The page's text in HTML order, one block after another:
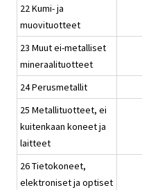
22 Kumi- ja
muovituotteet
23 Muut ei-metalliset
mineraalituotteet
24 Perusmetallit
25 Metallituotteet, ei
kuitenkaan koneet ja
laitteet
26 Tietokoneet,
elektroniset ja optiset